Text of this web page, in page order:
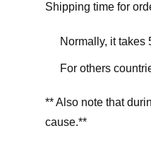
Shipping time for
Normally, it takes
For others
** Also note that
cause.**